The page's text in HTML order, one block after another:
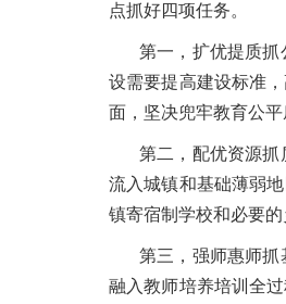
点抓好四项任务。
第一，扩优提质
设需要提高建设标准
面，坚决兜牢教育公
第二，配优资源
流入城镇和基础薄弱
镇寄宿制学校和必要的
第三，强师惠师
融入教师培养培训全